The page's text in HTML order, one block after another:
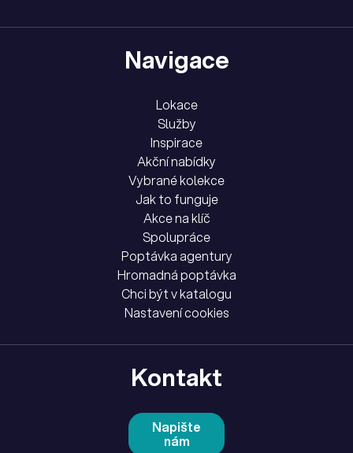
Navigace
Lokace
Služby
Inspirace
Akční nabídky
Vybrané kolekce
Jak to funguje
Akce na klíč
Spolupráce
Poptávka agentury
Hromadná poptávka
Chci být v katalogu
Nastavení cookies
Kontakt
Napište
nám